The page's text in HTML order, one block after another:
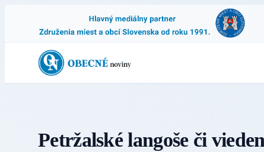
Petržalské langoše či